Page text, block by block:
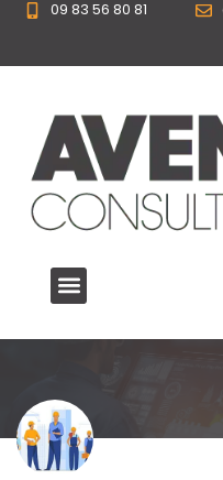
09 83 56 80 81
Panneau de gestion des